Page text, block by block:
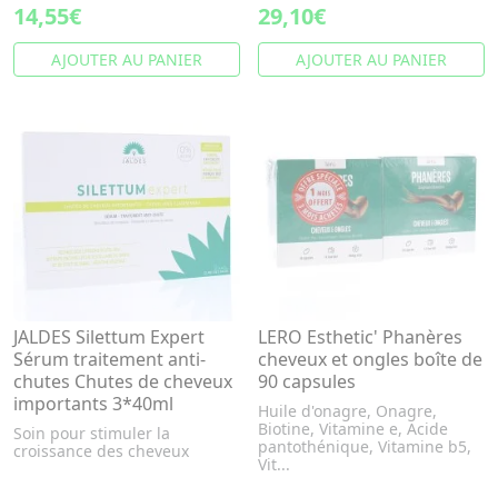
14,55€
AJOUTER AU PANIER
29,10€
AJOUTER AU PANIER
JALDES Silettum Expert
Sérum traitement anti-
chutes Chutes de cheveux
importants 3*40ml
Soin pour stimuler la
croissance des cheveux
LERO Esthetic' Phanères
cheveux et ongles boîte de
90 capsules
Huile d'onagre, Onagre,
Biotine, Vitamine e, Acide
pantothénique, Vitamine b5,
Vit...